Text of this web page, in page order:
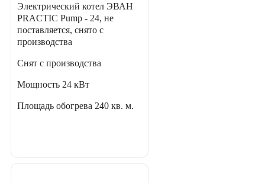
Электрический котел ЭВАН
PRACTIC Pump - 24, не
поставляется, снято с
производства
Снят с производства
Мощность 24 кВт
Площадь обогрева 240 кв. м.